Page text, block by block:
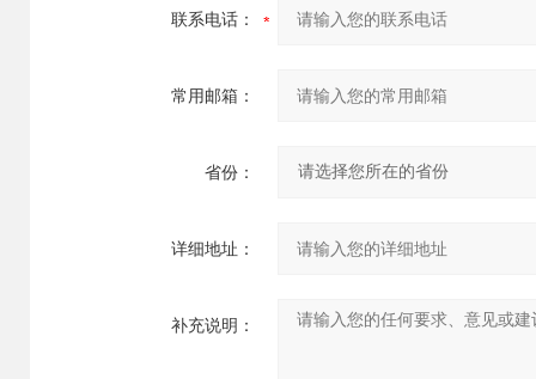
联系电话：
常用邮箱：
省份：
详细地址：
补充说明：